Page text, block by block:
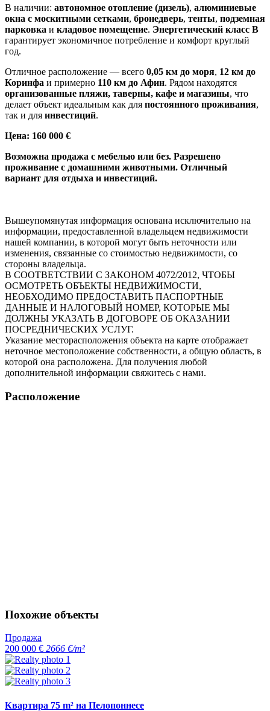
В наличии: автономное отопление (дизель), алюминиевые
окна с москитными сетками, бронедверь, тенты, подземная
парковка и кладовое помещение. Энергетический класс B
гарантирует экономичное потребление и комфорт круглый
год.
Отличное расположение — всего 0,05 км до моря, 12 км до
Коринфа и примерно 110 км до Афин. Рядом находятся
организованные пляжи, таверны, кафе и магазины, что
делает объект идеальным как для постоянного проживания,
так и для инвестиций.
Цена: 160 000 €
Возможна продажа с мебелью или без. Разрешено
проживание с домашними животными. Отличный
вариант для отдыха и инвестиций.
Вышеупомянутая информация основана исключительно на
информации, предоставленной владельцем недвижимости
нашей компании, в которой могут быть неточности или
изменения, связанные со стоимостью недвижимости, со
стороны владельца.
В СООТВЕТСТВИИ С ЗАКОНОМ 4072/2012, ЧТОБЫ
ОСМОТРЕТЬ ОБЪЕКТЫ НЕДВИЖИМОСТИ,
НЕОБХОДИМО ПРЕДОСТАВИТЬ ПАСПОРТНЫЕ
ДАННЫЕ И НАЛОГОВЫЙ НОМЕР, КОТОРЫЕ МЫ
ДОЛЖНЫ УКАЗАТЬ В ДОГОВОРЕ ОБ ОКАЗАНИИ
ПОСРЕДНИЧЕСКИХ УСЛУГ.
Указание месторасположения объекта на карте отображает
неточное местоположение собственности, а общую область, в
которой она расположена. Для получения любой
дополнительной информации свяжитесь с нами.
Расположение
Похожие объекты
Продажа
200 000 € 2666 €/m²
Квартира 75 m² на Пелопоннесе